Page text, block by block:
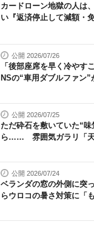
カードローン地獄の人は
い『返済停止して減額・
公開 2026/07/26
「後部座席を早く冷や
NSの“車用ダブルファン”
公開 2026/07/25
ただ砕石を敷いていた“
ら…… 雰囲気ガラリ「天
公開 2026/07/24
ベランダの窓の外側に突
らウロコの暑さ対策に「